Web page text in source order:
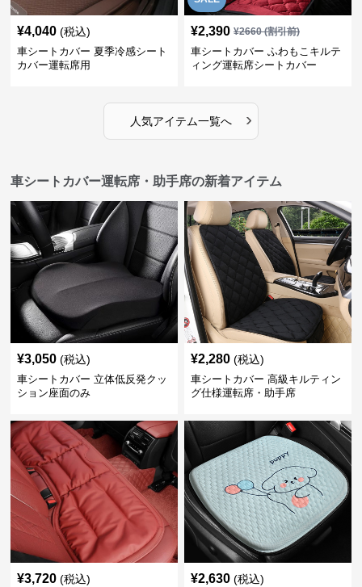
¥4,040 (税込)
車シートカバー 夏季冷感シート
カバー運転席用
¥2,390 ¥2660(割引前)
車シートカバー ふわもこキルテ
ィング運転席シートカバー
人気アイテム一覧へ ›
車シートカバー運転席・助手席の新着アイテム
¥3,050 (税込)
車シートカバー 立体低反発クッ
ション座面のみ
¥2,280 (税込)
車シートカバー 高級キルティン
グ仕様運転席・助手席
¥3,720 (税込) ¥2,630 (税込)